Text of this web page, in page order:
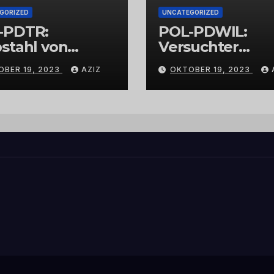
PDTR:
von
19, 2023 AZIZ
UNCATEGORIZED
POL-PDWIL:
Versuchter
Einbruch im
Gewerbegebiet
Wittlich
OKTOBER 19, 2023